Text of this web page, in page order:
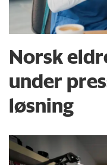
Norsk
under
løsning